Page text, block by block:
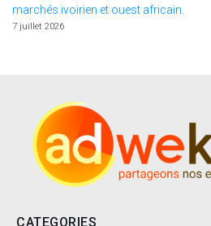
marchés ivoirien et ouest africain.
7 juillet 2026
CATEGORIES